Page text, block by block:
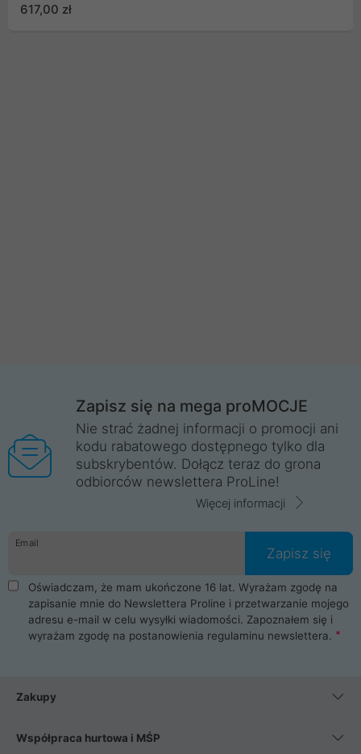
sztuki)
617,00 zł
Zapisz się na mega proMOCJE
Nie strać żadnej informacji o promocji ani
kodu rabatowego dostępnego tylko dla
subskrybentów. Dołącz teraz do grona
odbiorców newslettera ProLine!
Więcej informacji
Email
Zapisz się
Oświadczam, że mam ukończone 16 lat. Wyrażam zgodę na
zapisanie mnie do Newslettera Proline i przetwarzanie mojego
adresu e-mail w celu wysyłki wiadomości. Zapoznałem się i
wyrażam zgodę na postanowienia regulaminu newslettera.
Zakupy
Współpraca hurtowa i MŚP